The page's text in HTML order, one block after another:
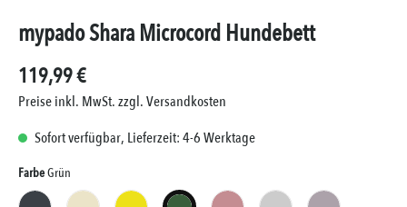
mypado Shara Microcord Hundebett
119,99 €
Preise inkl. MwSt. zzgl. Versandkosten
Sofort verfügbar, Lieferzeit: 4-6 Werktage
FarbeAuswählen
Grün